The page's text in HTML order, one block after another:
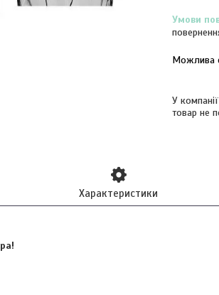
У
товар не
Характеристики